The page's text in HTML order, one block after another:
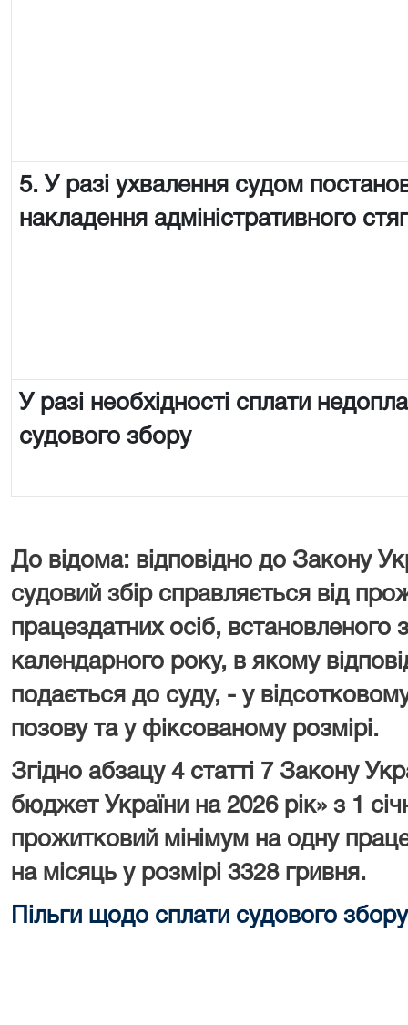
5. У разі ухвалення судом
накладення адміністративного
У разі необхідності сплати
судового збору
До відома: відповідно до Закону
судовий збір справляється від
працездатних осіб, встановленого
календарного року, в якому
подається до суду, - у
позову та у фіксованому розмірі.
Згідно абзацу 4 статті 7 Закону
бюджет України на 2026 рік» з 1
прожитковий мінімум на одну
на місяць у розмірі 3328 гривня.
Пільги щодо сплати судового збору